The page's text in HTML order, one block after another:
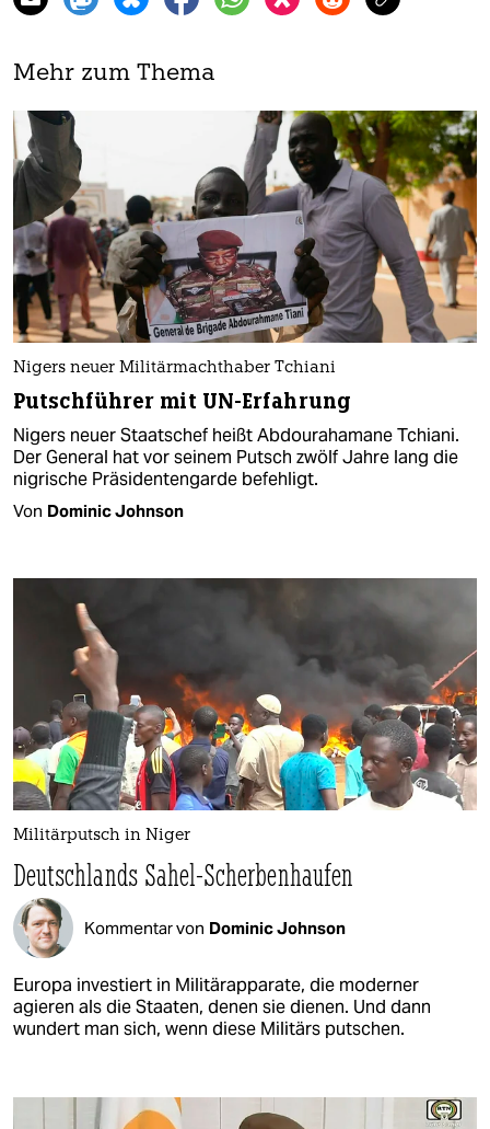
Mehr zum Thema
Nigers neuer Militärmachthaber Tchiani
Putschführer mit UN-Erfahrung
Nigers neuer Staatschef heißt Abdourahamane Tchiani.
Der General hat vor seinem Putsch zwölf Jahre lang die
nigrische Präsidentengarde befehligt.
Von Dominic Johnson
Militärputsch in Niger
Deutschlands Sahel-Scherbenhaufen
Kommentar von Dominic Johnson
Europa investiert in Militärapparate, die moderner
agieren als die Staaten, denen sie dienen. Und dann
wundert man sich, wenn diese Militärs putschen.